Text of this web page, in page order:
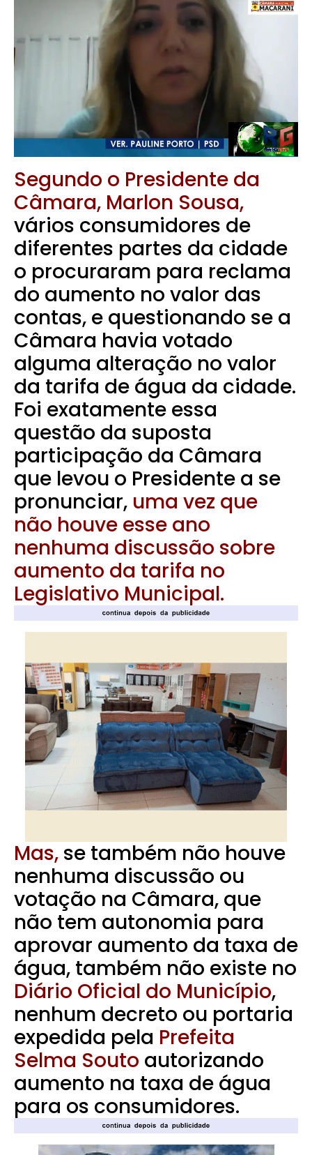
Segundo o Presidente da
Câmara, Marlon Sousa,
vários consumidores de
diferentes partes da cidade
o procuraram para reclama
do aumento no valor das
contas, e questionando se a
Câmara havia votado
alguma alteração no valor
da tarifa de água da cidade.
Foi exatamente essa
questão da suposta
participação da Câmara
que levou o Presidente a se
pronunciar, uma vez que
não houve esse ano
nenhuma discussão sobre
aumento da tarifa no
Legislativo Municipal.
Mas, se também não houve
nenhuma discussão ou
votação na Câmara, que
não tem autonomia para
aprovar aumento da taxa de
água, também não existe no
Diário Oficial do Município,
nenhum decreto ou portaria
expedida pela Prefeita
Selma Souto autorizando
aumento na taxa de água
para os consumidores.